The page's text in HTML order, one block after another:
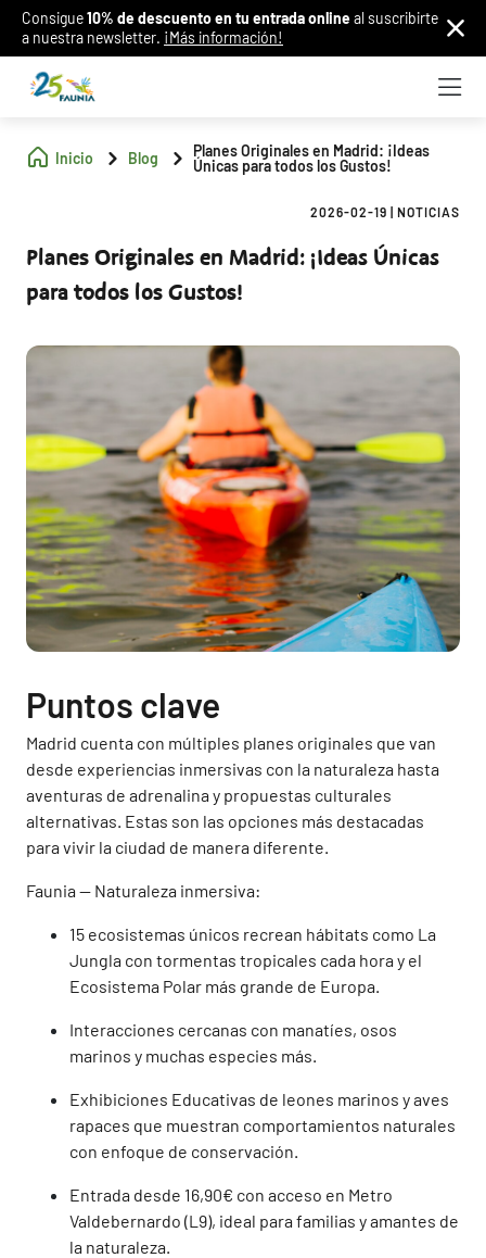
Consigue10% de descuento en tu entrada onlineal suscribirte
a nuestra newsletter. ¡Más información!
Inicio Blog
Planes Originales en Madrid: ¡Ideas
Únicas para todos los Gustos!
2026-02-19 NOTICIAS
Planes Originales en Madrid: ¡Ideas Únicas
para todos los Gustos!
Puntos clave
Madrid cuenta con múltiples planes originales que van
desde experiencias inmersivas con la naturaleza hasta
aventuras de adrenalina y propuestas culturales
alternativas. Estas son las opciones más destacadas
para vivir la ciudad de manera diferente.
Faunia — Naturaleza inmersiva:
15 ecosistemas únicos recrean hábitats como La
Jungla con tormentas tropicales cada hora y el
Ecosistema Polar más grande de Europa.
Interacciones cercanas con manatíes, osos
marinos y muchas especies más.
Exhibiciones Educativas de leones marinos y aves
rapaces que muestran comportamientos naturales
con enfoque de conservación.
Entrada desde 16,90€ con acceso en Metro
Valdebernardo (L9), ideal para familias y amantes de
la naturaleza.